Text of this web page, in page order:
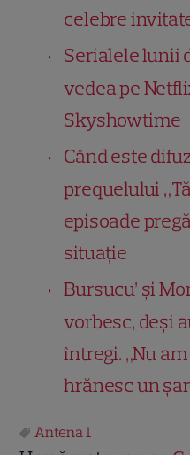
celebre
Serialele lunii
vedea pe
Skyshowtime
Când este
prequelului
episoade
situație
Bursucu’ și
vorbesc, deși
întregi. „Nu
hrănesc un
Antena 1